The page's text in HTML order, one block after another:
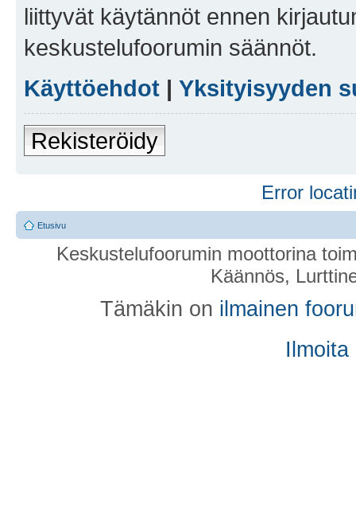
liittyvät käytännöt ennen
keskustelufoorumin säännöt.
Käyttöehdot | Yksityisyyden
Rekisteröidy
Error
Etusivu
Keskustelufoorumin moottorina
Käännös,
Tämäkin on ilmainen